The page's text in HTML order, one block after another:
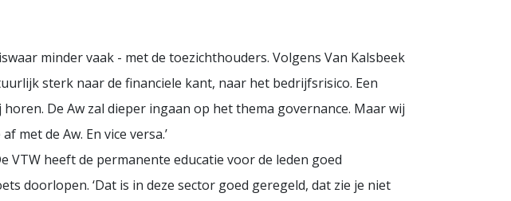
minder vaak - met de toezichthouders. Volgens Van Kalsbeek
sterk naar de financiele kant, naar het bedrijfsrisico. Een
De Aw zal dieper ingaan op het thema governance. Maar wij
met de Aw. En vice versa.’
heeft de permanente educatie voor de leden goed
doorlopen. ‘Dat is in deze sector goed geregeld, dat zie je niet